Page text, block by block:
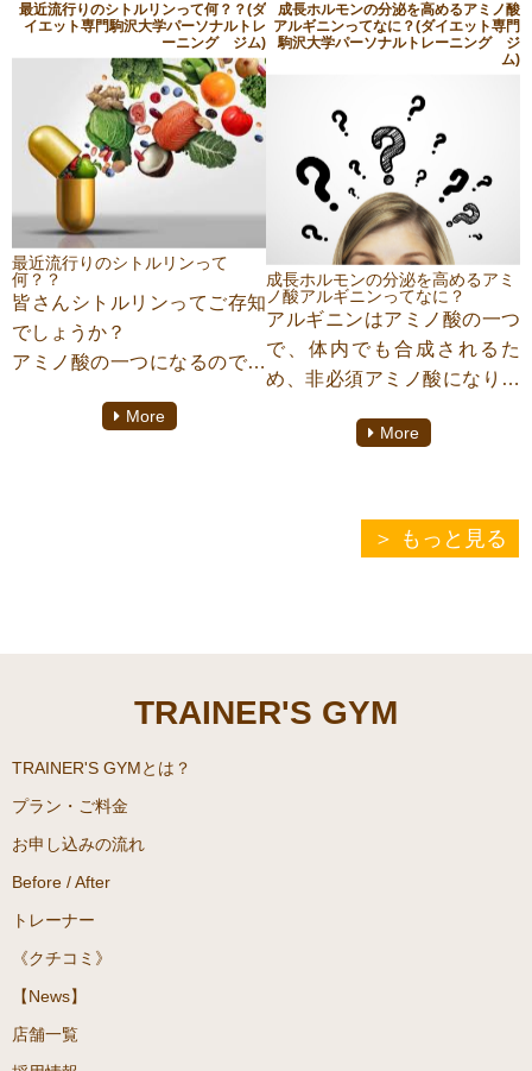
いてまとめていこうと思いま
す！！
最近流行りのシトルリンって何？？(ダ
イエット専門駒沢大学パーソナルトレ
ーニング ジム)
最近流行りのシトルリンって
何？？
皆さんシトルリンってご存知
でしょうか？
アミノ酸の一つになるのです
目を集めています！！
More
成長ホルモンの分泌を高めるアミノ酸
アルギニンってなに？(ダイエット専門
駒沢大学パーソナルトレーニング ジ
ム)
成長ホルモンの分泌を高めるアミ
ノ酸アルギニンってなに？
アルギニンはアミノ酸の一つ
で、体内でも合成されるた
め、非必須アミノ酸になりま
体内でも生成されるアミノ酸
のか見て行きましょう！
More
もっと見る
TRAINER'S GYM
TRAINER'S GYMとは？
プラン・ご料金
お申し込みの流れ
Before / After
トレーナー
《クチコミ》
【News】
店舗一覧